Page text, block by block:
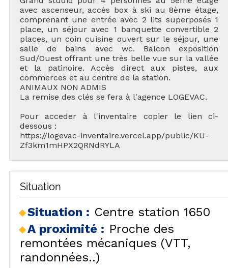
avec ascenseur, accès box à ski au 8ème étage,
comprenant une entrée avec 2 lits superposés 1
place, un séjour avec 1 banquette convertible 2
places, un coin cuisine ouvert sur le séjour, une
salle de bains avec wc. Balcon exposition
Sud/Ouest offrant une très belle vue sur la vallée
et la patinoire. Accès direct aux pistes, aux
commerces et au centre de la station.
ANIMAUX NON ADMIS
La remise des clés se fera à l'agence LOGEVAC.
Pour acceder à l'inventaire copier le lien ci-
dessous :
https://logevac-inventaire.vercel.app/public/KU-
Zf3km1mHPX2QRNdRYLA
Situation
Situation : Centre station 1650
A proximité : Proche des
remontées mécaniques (VTT,
randonnées..)